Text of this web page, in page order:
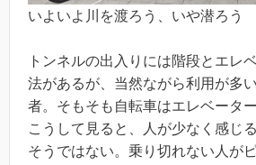
いよいよ川を渡ろう、いや潜ろう
トンネルの出入りには階段とエレ
法があるが、当然ながら利用が多
者。そもそも自転車はエレベータ
こうして見ると、人が少なく感じ
そうではない。乗り切れない人が